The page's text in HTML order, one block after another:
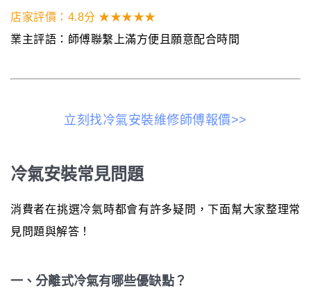
店家評價：4.8分 ★★★★★
業主評語：師傅聯繫上滿方便且願意配合時間
立刻找冷氣安裝維修師傅報價>>
冷氣安裝常見問題
消費者在挑選冷氣時都會有許多疑問，下面幫大家整理常
見問題與解答！
一、分離式冷氣有哪些優缺點？